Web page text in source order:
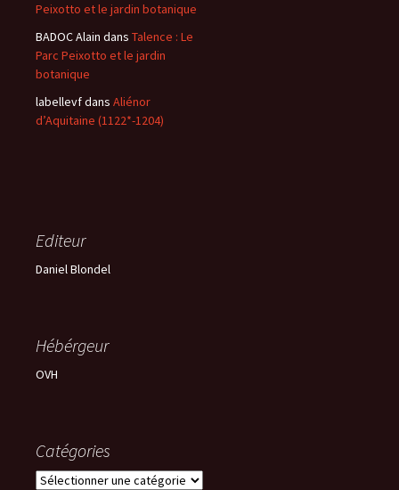
Peixotto et le jardin botanique
BADOC Alain dans Talence : Le
Parc Peixotto et le jardin
botanique
labellevfdans Aliénor
d’Aquitaine (1122*-1204)
Editeur
Daniel Blondel
Hébérgeur
OVH
Catégories
Catégories